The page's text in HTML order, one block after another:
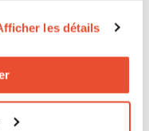
les détails
indispensable
en direct.